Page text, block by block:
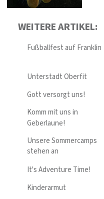
WEITERE ARTIKEL:
Fußballfest auf Franklin
Unterstadt Oberfit
Gott versorgt uns!
Komm mit uns in
Geberlaune!
Unsere Sommercamps
stehen an
It's Adventure Time!
Kinderarmut